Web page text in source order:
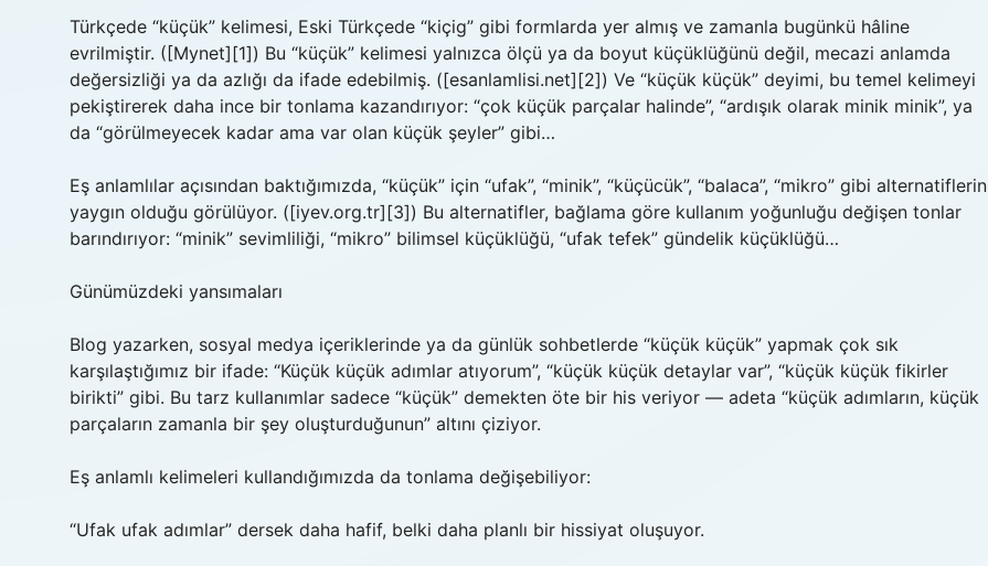
Türkçede “küçük” kelimesi, Eski Türkçede “kiçig” gibi formlarda yer almış ve zamanla bugünkü hâline
evrilmiştir. ([Mynet][1]) Bu “küçük” kelimesi yalnızca ölçü ya da boyut küçüklüğünü değil, mecazi anlamda
değersizliği ya da azlığı da ifade edebilmiş. ([esanlamlisi.net][2]) Ve “küçük küçük” deyimi, bu temel kelimeyi
pekiştirerek daha ince bir tonlama kazandırıyor: “çok küçük parçalar halinde”, “ardışık olarak minik minik”, ya
da “görülmeyecek kadar ama var olan küçük şeyler” gibi…
Eş anlamlılar açısından baktığımızda, “küçük” için “ufak”, “minik”, “küçücük”, “balaca”, “mikro” gibi alternatiflerin
yaygın olduğu görülüyor. ([iyev.org.tr][3]) Bu alternatifler, bağlama göre kullanım yoğunluğu değişen tonlar
barındırıyor: “minik” sevimliliği, “mikro” bilimsel küçüklüğü, “ufak tefek” gündelik küçüklüğü…
Günümüzdeki yansımaları
Blog yazarken, sosyal medya içeriklerinde ya da günlük sohbetlerde “küçük küçük” yapmak çok sık
karşılaştığımız bir ifade: “Küçük küçük adımlar atıyorum”, “küçük küçük detaylar var”, “küçük küçük fikirler
birikti” gibi. Bu tarz kullanımlar sadece “küçük” demekten öte bir his veriyor — adeta “küçük adımların, küçük
parçaların zamanla bir şey oluşturduğunun” altını çiziyor.
Eş anlamlı kelimeleri kullandığımızda da tonlama değişebiliyor:
“Ufak ufak adımlar” dersek daha hafif, belki daha planlı bir hissiyat oluşuyor.